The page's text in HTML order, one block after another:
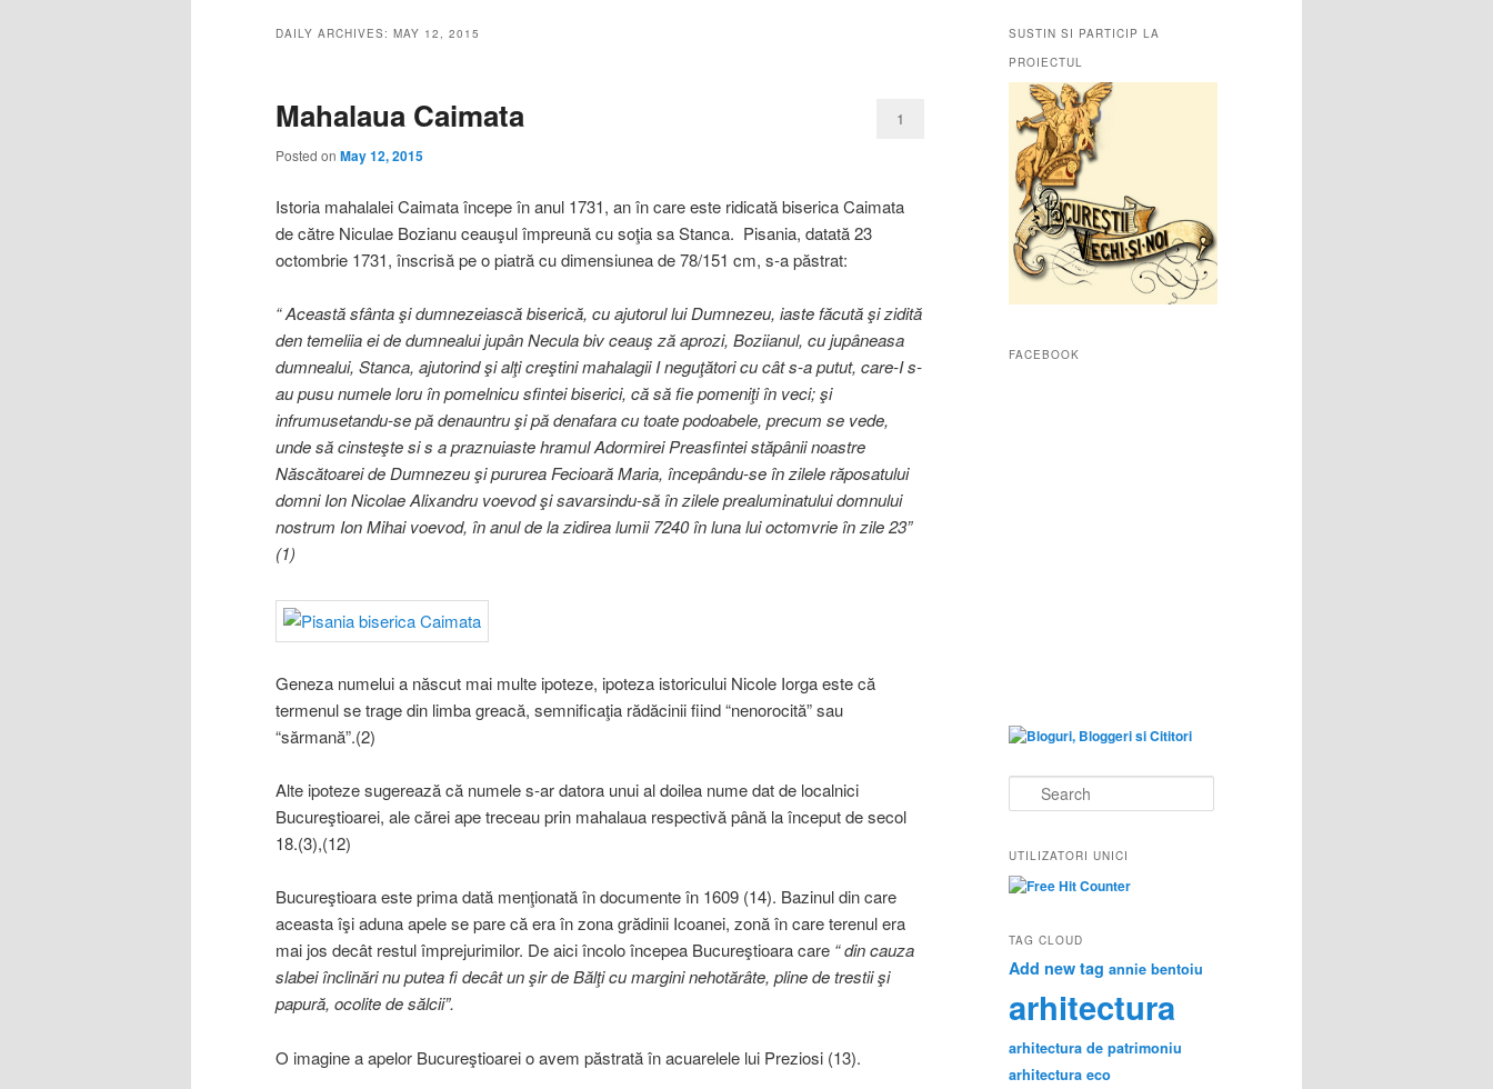
DAILY ARCHIVES: MAY 12, 2015
Mahalaua Caimata
Posted on May 12, 2015
1
Istoria mahalalei Caimata începe în anul 1731, an în care este ridicată biserica Caimata
de către Niculae Bozianu ceauşul împreună cu soţia sa Stanca. Pisania, datată 23
octombrie 1731, înscrisă pe o piatră cu dimensiunea de 78/151 cm, s-a păstrat:
“ Această sfânta şi dumnezeiască biserică, cu ajutorul lui Dumnezeu, iaste făcută şi zidită
den temeliia ei de dumnealui jupân Necula biv ceauş ză aprozi, Boziianul, cu jupâneasa
dumnealui, Stanca, ajutorind şi alţi creştini mahalagii I neguţători cu cât s-a putut, care-I s-
au pusu numele loru în pomelnicu sfintei biserici, că să fie pomeniţi în veci; şi
infrumusetandu-se pă denauntru şi pă denafara cu toate podoabele, precum se vede,
unde să cinsteşte si s a praznuiaste hramul Adormirei Preasfintei stăpânii noastre
Născătoarei de Dumnezeu şi pururea Fecioară Maria, începându-se în zilele răposatului
domni Ion Nicolae Alixandru voevod şi savarsindu-să în zilele prealuminatului domnului
nostrum Ion Mihai voevod, în anul de la zidirea lumii 7240 în luna lui octomvrie în zile 23”
(1)
Geneza numelui a născut mai multe ipoteze, ipoteza istoricului Nicole Iorga este că
termenul se trage din limba greacă, semnificaţia rădăcinii fiind “nenorocită” sau
“sărmană”.(2)
Alte ipoteze sugerează că numele s-ar datora unui al doilea nume dat de localnici
Bucureştioarei, ale cărei ape treceau prin mahalaua respectivă până la început de secol
18.(3),(12)
Bucureştioara este prima dată menţionată în documente în 1609 (14). Bazinul din care
aceasta îşi aduna apele se pare că era în zona grădinii Icoanei, zonă în care terenul era
mai jos decât restul împrejurimilor. De aici încolo începea Bucureştioara care “ din cauza
slabei înclinări nu putea fi decât un şir de Bălţi cu margini nehotărâte, pline de trestii şi
papură, ocolite de sălcii”.
O imagine a apelor Bucureştioarei o avem păstrată în acuarelele lui Preziosi (13).
SUSTIN SI PARTICIP LA
PROIECTUL
FACEBOOK
e
r
h
UTILIZATORI UNICI
TAG CLOUD
Add new tag annie bentoiu
arhitectura
arhitectura de patrimoniu
arhitectura eco